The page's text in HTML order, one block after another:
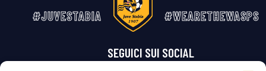
#JUVESTABIA #WEARETHEWASPS
SEGUICI SUI SOCIAL